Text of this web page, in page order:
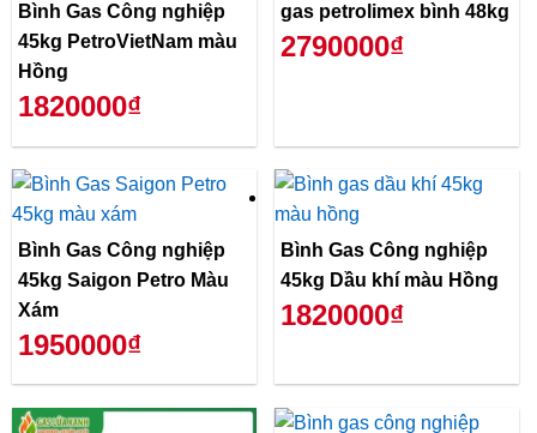
Bình Gas Công nghiệp
45kg PetroVietNam màu
Hồng
1820000₫
gas petrolimex bình 48kg
2790000₫
Bình Gas Công nghiệp
45kg Saigon Petro Màu
Xám
1950000₫
Bình Gas Công nghiệp
45kg Dầu khí màu Hồng
1820000₫